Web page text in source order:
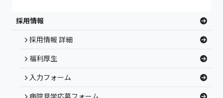
採用情報
採用情報 詳細
福利厚生
入力フォーム